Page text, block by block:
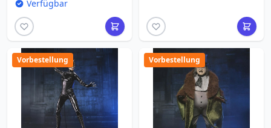
Verfügbar
Vorbestellung Vorbestellung